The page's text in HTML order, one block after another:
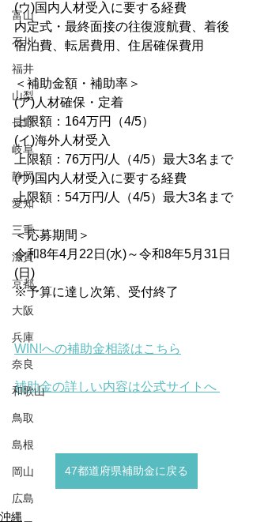
富山
石川
福井
山梨
長野
岐阜
静岡
愛知
三重
滋賀
京都
大阪
兵庫
奈良
和歌山
鳥取
島根
岡山
広島
(ウ)国内人材受入に要する経費
内定式・最終面接の往復渡航費、着後
宿泊費、転居費用、住居確保費用
＜補助金額・補助率＞
(ア)人材確保・定着
上限額：164万円（4/5）
(イ)海外人材受入
上限額：76万円/人（4/5）最大3名まで
(ウ)国内人材受入に要する経費
上限額：54万円/人（4/5）最大3名まで
＜応募期間＞
令和8年4月22日(水)～令和8年5月31日
(日)
※予算に達し次第、受付終了
WIN!への補助金相談はこちら
補助金の詳しい内容は公式サイトへ
47都道府県補助金に戻る
沖縄